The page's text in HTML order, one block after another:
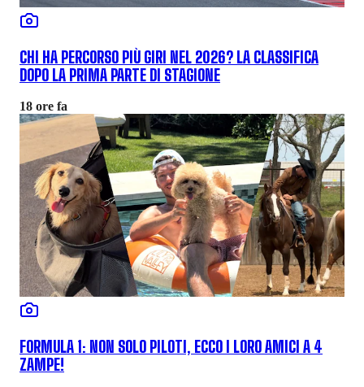
CHI HA PERCORSO PIÙ GIRI NEL 2026? LA CLASSIFICA
DOPO LA PRIMA PARTE DI STAGIONE
18 ore fa
FORMULA 1: NON SOLO PILOTI, ECCO I LORO AMICI A 4
ZAMPE!